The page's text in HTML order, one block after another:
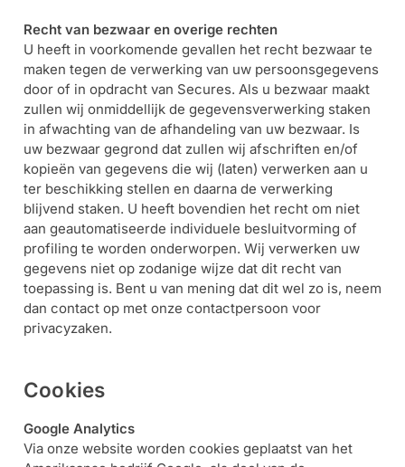
Recht van bezwaar en overige rechten
U heeft in voorkomende gevallen het recht bezwaar te
maken tegen de verwerking van uw persoonsgegevens
door of in opdracht van Secures. Als u bezwaar maakt
zullen wij onmiddellijk de gegevensverwerking staken
in afwachting van de afhandeling van uw bezwaar. Is
uw bezwaar gegrond dat zullen wij afschriften en/of
kopieën van gegevens die wij (laten) verwerken aan u
ter beschikking stellen en daarna de verwerking
blijvend staken. U heeft bovendien het recht om niet
aan geautomatiseerde individuele besluitvorming of
profiling te worden onderworpen. Wij verwerken uw
gegevens niet op zodanige wijze dat dit recht van
toepassing is. Bent u van mening dat dit wel zo is, neem
dan contact op met onze contactpersoon voor
privacyzaken.
Cookies
Google Analytics
Via onze website worden cookies geplaatst van het